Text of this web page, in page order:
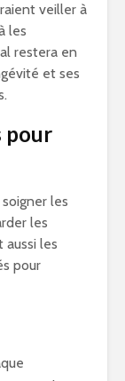
veiller à
les
restera en
et ses
pour
les
les
les
pour